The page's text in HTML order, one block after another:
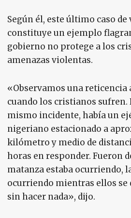
Según él, este último caso
constituye un ejemplo
gobierno no protege a los
amenazas violentas.
«Observamos una reticencia
cuando los cristianos sufren.
mismo incidente, había un
nigeriano estacionado a
kilómetro y medio de
horas en responder. Fueron
matanza estaba ocurriendo,
ocurriendo mientras ellos se
sin hacer nada», dijo.